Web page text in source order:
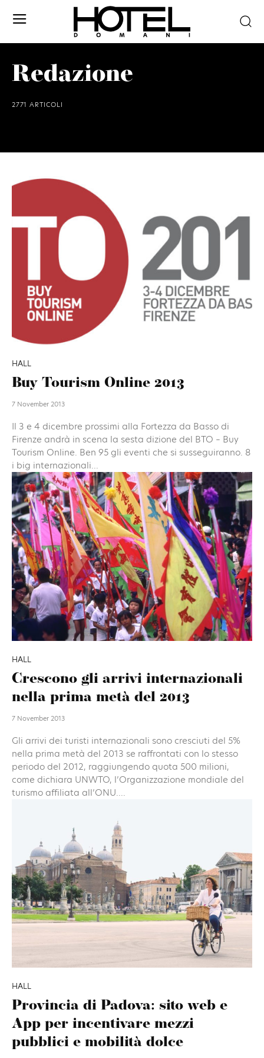
Redazione
2771 ARTICOLI
HALL
Buy Tourism Online 2013
7 November 2013
Il 3 e 4 dicembre prossimi alla Fortezza da Basso di
Firenze andrà in scena la sesta dizione del BTO – Buy
Tourism Online. Ben 95 gli eventi che si susseguiranno. 8
i big internazionali...
HALL
Crescono gli arrivi internazionali
nella prima metà del 2013
7 November 2013
Gli arrivi dei turisti internazionali sono cresciuti del 5%
nella prima metà del 2013 se raffrontati con lo stesso
periodo del 2012, raggiungendo quota 500 milioni,
come dichiara UNWTO, l’Organizzazione mondiale del
turismo affiliata all’ONU....
HALL
Provincia di Padova: sito web e
App per incentivare mezzi
pubblici e mobilità dolce